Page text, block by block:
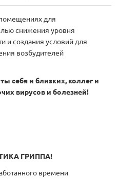
для
снижения уровня
и создания условий для
возбудителей
себя и близких, коллег и
вирусов и болезней!
ГРИППА!
времени